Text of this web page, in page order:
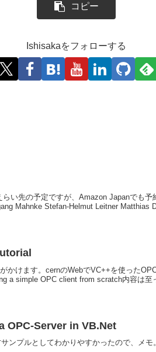
コピー
Ishisakaをフォローする
らい先の予定ですが、Amazon Japanでも
Mahnke Stefan-Helmut Leitner Matthias
かけます。cernのWebでVC++を使った
a simple OPC client from scratch内容は至
OPC-Server in VB.Net
ンプルとしてわかりやすかったので、メ